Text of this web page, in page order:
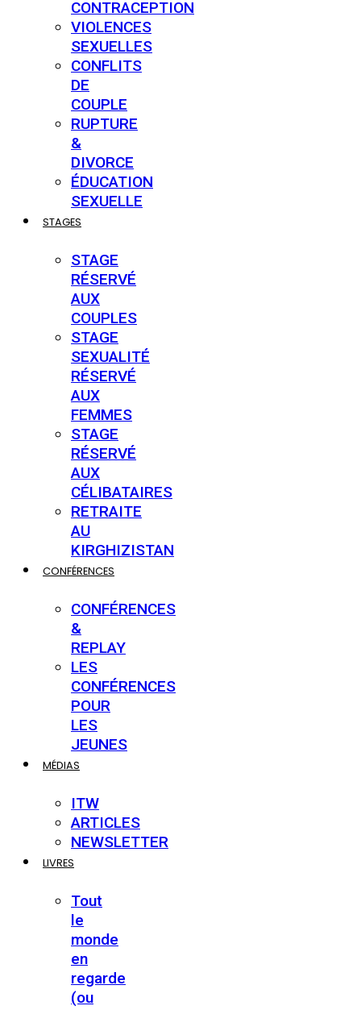
CONTRACEPTION
VIOLENCES
SEXUELLES
CONFLITS
DE
COUPLE
RUPTURE
&
DIVORCE
ÉDUCATION
SEXUELLE
STAGES
STAGE
RÉSERVÉ
AUX
COUPLES
STAGE
SEXUALITÉ
RÉSERVÉ
AUX
FEMMES
STAGE
RÉSERVÉ
AUX
CÉLIBATAIRES
RETRAITE
AU
KIRGHIZISTAN
CONFÉRENCES
CONFÉRENCES
&
REPLAY
LES
CONFÉRENCES
POUR
LES
JEUNES
MÉDIAS
ITW
ARTICLES
NEWSLETTER
LIVRES
Tout
le
monde
en
regarde
(ou